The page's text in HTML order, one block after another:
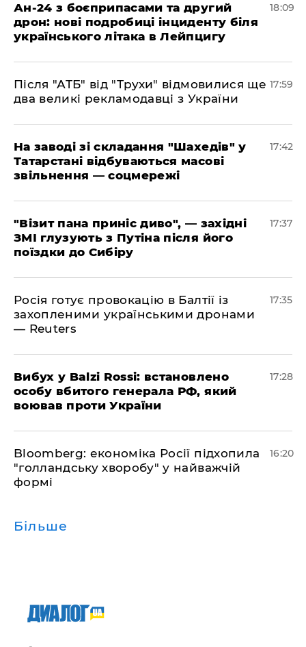
​Ан-24 з боєприпасами та другий
дрон: нові подробиці інциденту біля
українського літака в Лейпцигу
18:09
​Після "АТБ" від "Трухи" відмовилися ще
два великі рекламодавці з України
17:59
​На заводі зі складання "Шахедів" у
Татарстані відбуваються масові
звільнення — соцмережі
17:42
"Візит пана приніс диво", — західні
ЗМІ глузують з Путіна після його
поїздки до Сибіру
17:37
Росія готує провокацію в Балтії із
захопленими українськими дронами
— Reuters
17:35
​Вибух у Balzi Rossi: встановлено
особу вбитого генерала РФ, який
воював проти України
17:28
Bloomberg: економіка Росії підхопила
"голландську хворобу" у найважчій
формі
16:20
Більше